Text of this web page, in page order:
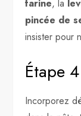
farine, la
pincée de
insister pour
Étape
Incorporez